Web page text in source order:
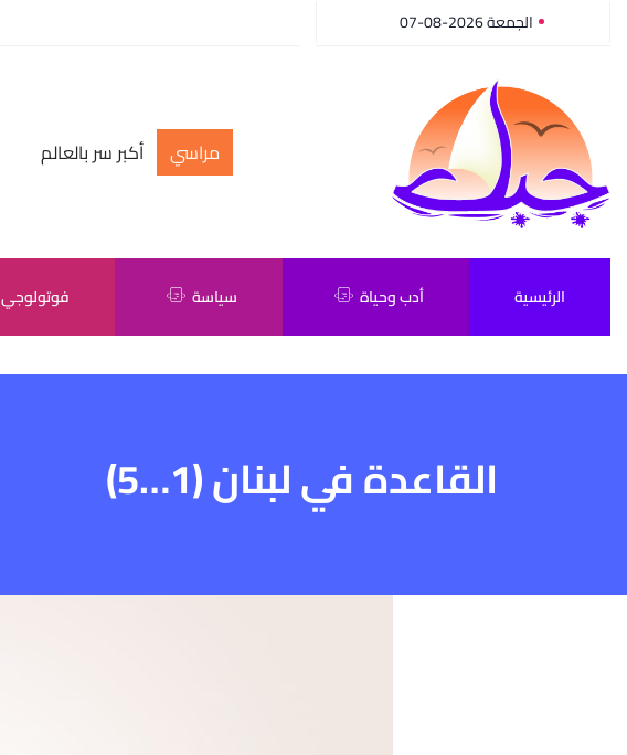
الجمعة 2026-08-07
مراسي أكبر سر بالعالم
الرئيسية أدب وحياة سياسة فوتولوجي
القاعدة في لبنان (1…5)